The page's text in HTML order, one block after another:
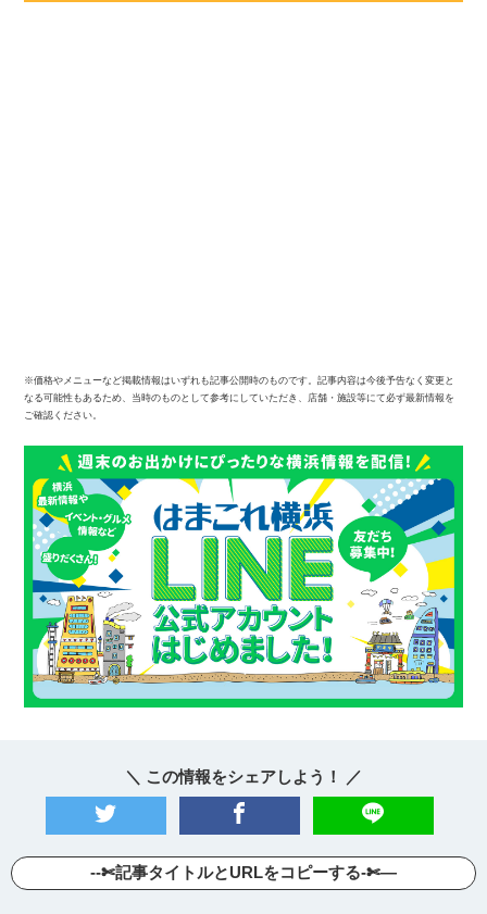
※価格やメニューなど掲載情報はいずれも記事公開時のものです。記事内容は今後予告なく変更と
なる可能性もあるため、当時のものとして参考にしていただき、店舗・施設等にて必ず最新情報を
ご確認ください。
＼ この情報をシェアしよう！ ／
--✄記事タイトルとURLをコピーする-✄—